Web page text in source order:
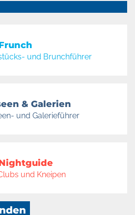
und Brunchführer
& Galerien
und Galerieführer
Nightguide
und Kneipen